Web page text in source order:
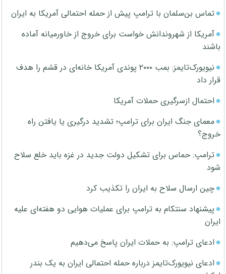
تماس بن‌سلمان با ترامپ پیش از حمله احتمالی آمریکا به ایران
آمریکا از شهروندانش خواست برای خروج از خاورمیانه آماده
باشند
نیویورک‌تایمز: بمب ۲۰۰۰ پوندی آمریکا خانه‌ای در قشم را هدف
قرار داد
احتمال ازسرگیری حملات آمریکا
معمای جنگ ایران برای ترامپ؛ تشدید درگیری یا یافتن راه
خروج؟
ترامپ: حماس برای تشکیل دولت جدید در غزه باید خلع سلاح
شود
چین ارسال سلاح به ایران را تکذیب کرد
پیشنهاد سنتکام به ترامپ برای عملیات هوایی دو هفته‌ای علیه
ایران
ادعای ترامپ: به حملات ایران پاسخ می‌دهیم
ادعای نیویورک‌تایمز درباره حمله احتمالی ایران به یک بندر